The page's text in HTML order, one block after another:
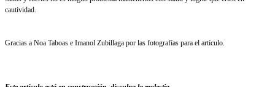
cautividad.
Gracias a Noa Taboas e Imanol Zubillaga por las fotografías para el artículo.